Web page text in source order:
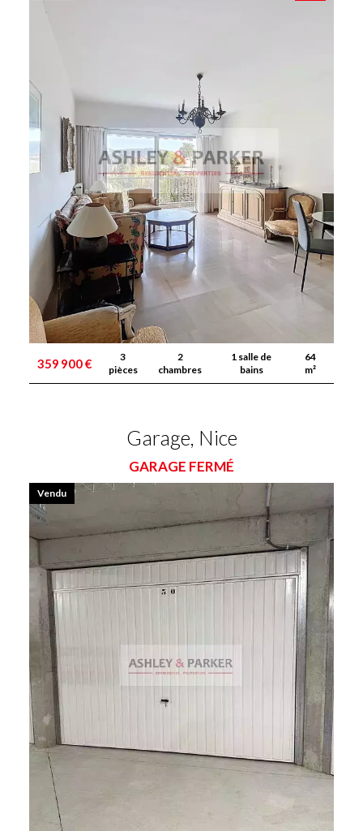
359 900 €
3
pièces
2
chambres
1 salle de
bains
64
m²
Garage, Nice
GARAGE FERMÉ
Vendu